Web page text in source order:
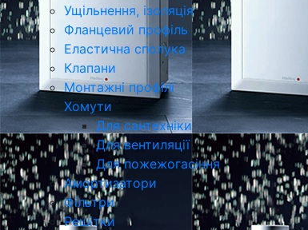
Ущільнення, ізоляція
Фланцевий профіль
Еластична сполука
Клапани
Монтажні профілі
Хомути
Для сантехніки
Для вентиляції
Для пожежогасіння
Амортизатори
Фільтри
Решітки